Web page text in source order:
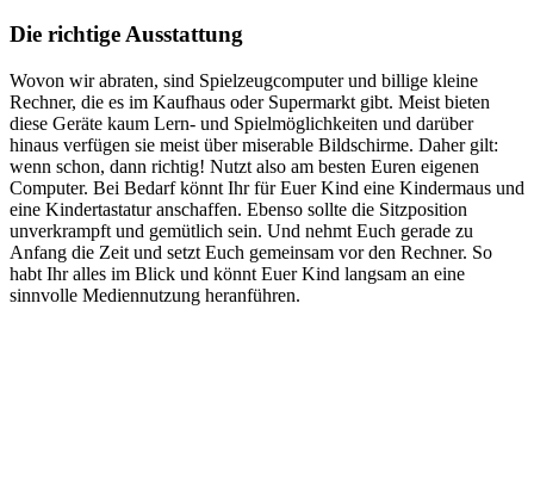
Die richtige Ausstattung
Wovon wir abraten, sind Spielzeugcomputer und billige kleine
Rechner, die es im Kaufhaus oder Supermarkt gibt. Meist bieten
diese Geräte kaum Lern- und Spielmöglichkeiten und darüber
hinaus verfügen sie meist über miserable Bildschirme. Daher gilt:
wenn schon, dann richtig! Nutzt also am besten Euren eigenen
Computer. Bei Bedarf könnt Ihr für Euer Kind eine Kindermaus und
eine Kindertastatur anschaffen. Ebenso sollte die Sitzposition
unverkrampft und gemütlich sein. Und nehmt Euch gerade zu
Anfang die Zeit und setzt Euch gemeinsam vor den Rechner. So
habt Ihr alles im Blick und könnt Euer Kind langsam an eine
sinnvolle Mediennutzung heranführen.